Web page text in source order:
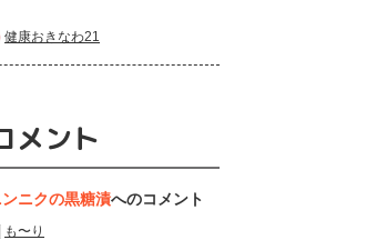
健康おきなわ21
メント
ンニクの黒糖漬へのコメント
も〜り